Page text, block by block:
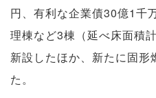
円、有利な企業債30億1千
理棟など3棟（延べ床面積
新設したほか、新たに固形
た。